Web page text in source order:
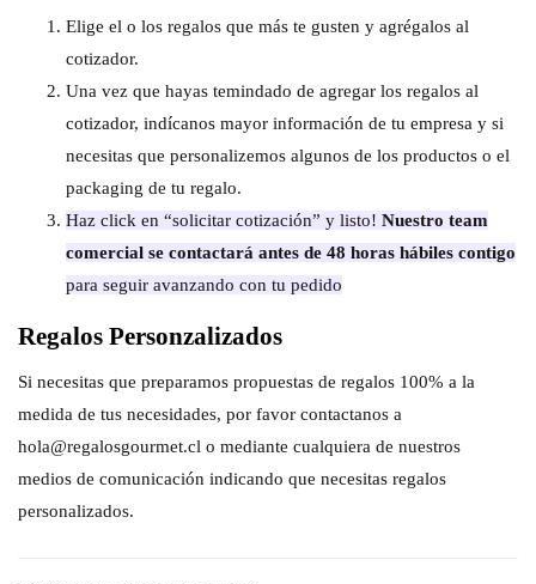
Elige el o los regalos que más te gusten y agrégalos al
cotizador.
Una vez que hayas temindado de agregar los regalos al
cotizador, indícanos mayor información de tu empresa y si
necesitas que personalizemos algunos de los productos o el
packaging de tu regalo.
Haz click en “solicitar cotización” y listo! Nuestro team
comercial se contactará antes de 48 horas hábiles contigo
para seguir avanzando con tu pedido
Regalos Personzalizados
Si necesitas que preparamos propuestas de regalos 100% a la
medida de tus necesidades, por favor contactanos a
hola@regalosgourmet.cl o mediante cualquiera de nuestros
medios de comunicación indicando que necesitas regalos
personalizados.